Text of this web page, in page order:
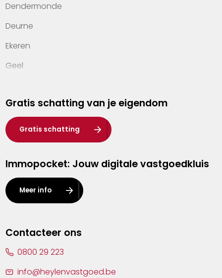
Werken bij Heylen Vastgoed
Contact
Dendermonde
Deurne
Ekeren
Geel
Hasselt
Heist-op-den-Berg
Herentals
Kalmthout
Leuven
Lier
Gratis schatting van je eigendom
Gratis schatting
Immopocket: Jouw digitale vastgoedkluis
Meer info
Contacteer ons
0800 29 223
info@heylenvastgoed.be